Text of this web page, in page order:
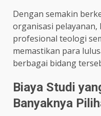
Dengan semakin
organisasi
profesional teologi
memastikan para
berbagai bidang
Biaya Studi
Banyaknya